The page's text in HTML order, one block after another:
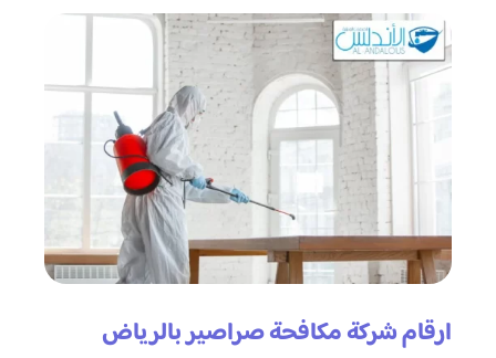
ارقام شركة مكافحة صراصير بالرياض